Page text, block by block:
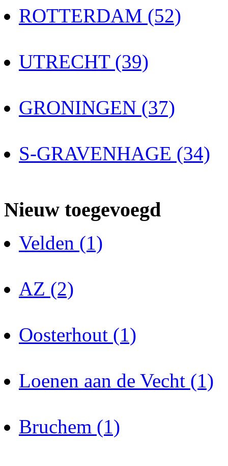
ROTTERDAM (52)
UTRECHT (39)
GRONINGEN (37)
S-GRAVENHAGE (34)
Nieuw toegevoegd
Velden (1)
AZ (2)
Oosterhout (1)
Loenen aan de Vecht (1)
Bruchem (1)